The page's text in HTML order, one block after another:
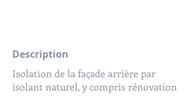
Description
Isolation de la façade arrière par
isolant naturel, y compris rénovation